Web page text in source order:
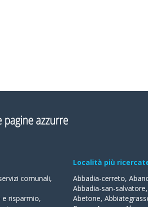
comunali,
e risparmio,
Località più
Abbadia-cerreto,
Abbadia-san-salvatore,
Abetone,